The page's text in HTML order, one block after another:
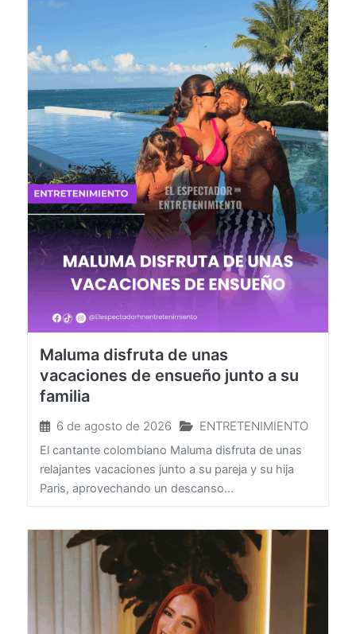
Maluma disfruta de unas
vacaciones de ensueño junto a su
familia
6 de agosto de 2026 ENTRETENIMIENTO
El cantante colombiano Maluma disfruta de unas
relajantes vacaciones junto a su pareja y su hija
Paris, aprovechando un descanso...